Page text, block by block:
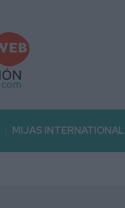
MIJAS INTERNATIONAL